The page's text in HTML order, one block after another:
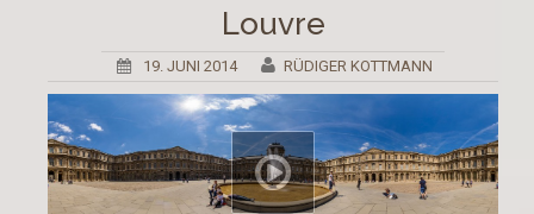
Louvre
19. JUNI 2014 RÜDIGER KOTTMANN